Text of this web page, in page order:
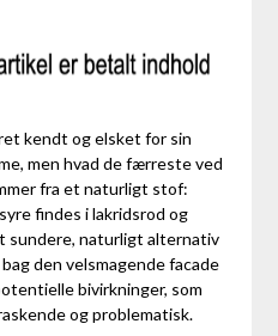
kendt og elsket for sin
men hvad de færreste ved
fra et naturligt stof:
findes i lakridsrod og
sundere, naturligt alternativ
den velsmagende facade
bivirkninger, som
og problematisk.